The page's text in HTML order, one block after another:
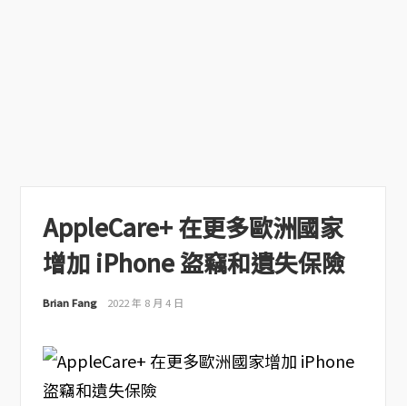
AppleCare+ 在更多歐洲國家
增加 iPhone 盜竊和遺失保險
Brian Fang 2022 年 8 月 4 日